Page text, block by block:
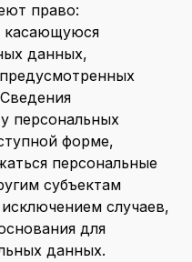
право:
данных,
персональных
форме,
персональные
субъектам
случаев,
для
данных.